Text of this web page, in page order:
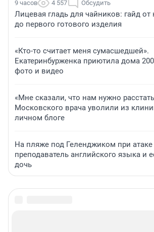
9 часов 4 557 Обсудить
Лицевая гладь для чайников: гайд от
до первого готового изделия
«Кто-то считает меня сумасшедшей».
Екатеринбурженка приютила дома
фото и видео
«Мне сказали, что нам нужно
Московского врача уволили из
личном блоге
На пляже под Геленджиком при
преподаватель английского языка и
дочь